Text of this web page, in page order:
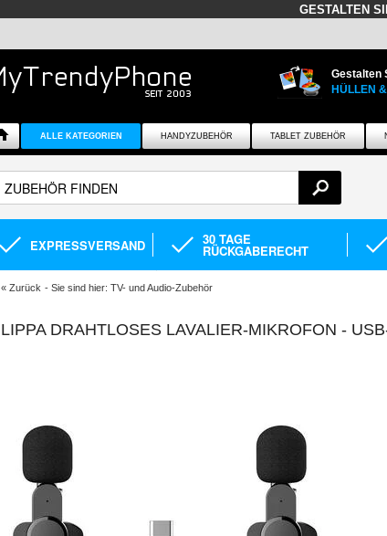
GESTALTEN
Gestalten
HÜLLEN
ALLE KATEGORIEN HANDYZUBEHÖR TABLET ZUBEHÖR
EXPRESSVERSAND 30 TAGE
RÜCKGABERECHT
« Zurück - Sie sind hier: TV- und Audio-Zubehör
LIPPA DRAHTLOSES LAVALIER-MIKROFON -